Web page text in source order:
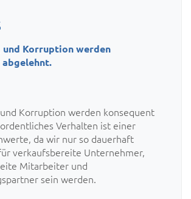
und Korruption werden
abgelehnt.
Korruption werden konsequent
Verhalten ist einer
da wir nur so dauerhaft
verkaufsbereite Unternehmer,
Mitarbeiter und
sein werden.